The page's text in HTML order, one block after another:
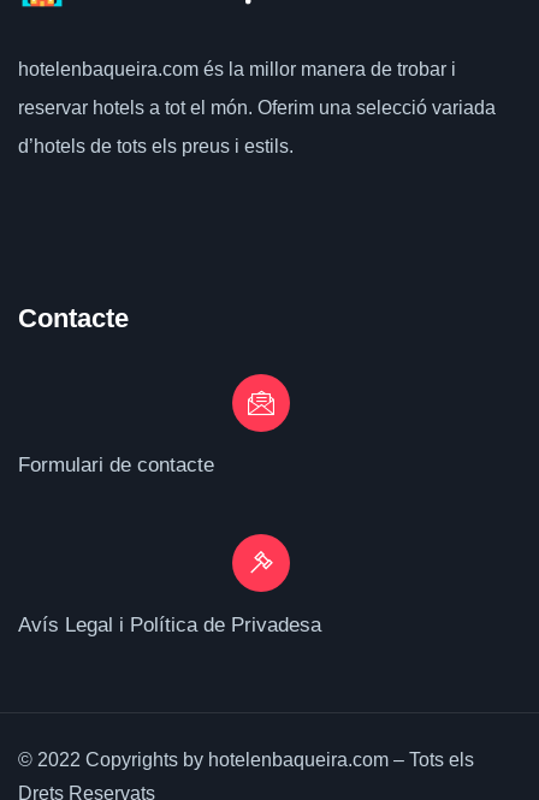
hotelenbaqueira.com és la millor manera de trobar i
reservar hotels a tot el món. Oferim una selecció variada
d’hotels de tots els preus i estils.
Contacte
Formulari de contacte
Avís Legal i Política de Privadesa
© 2022 Copyrights by hotelenbaqueira.com – Tots els
Drets Reservats